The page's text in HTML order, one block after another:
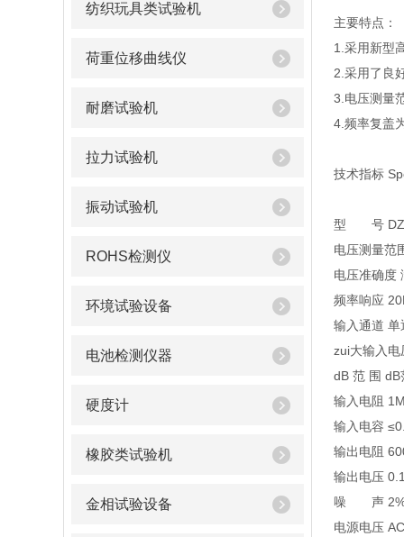
纺织玩具类试验机
荷重位移曲线仪
耐磨试验机
拉力试验机
振动试验机
ROHS检测仪
环境试验设备
电池检测仪器
硬度计
橡胶类试验机
金相试验设备
主要特点：
1.采用新型
2.采用了良
3.电压测量
4.频率复盖
技术指标
型 号 DZ-
电压测量范
电压准确度
频率响应
输入通道
zui大输入电
dB 范 围
输入电阻
输入电容
输出电阻
输出电压
噪 声 2%
电源电压